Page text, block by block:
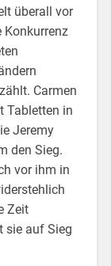
überall vor
Konkurrenz
Carmen
Tabletten in
Jeremy
den Sieg.
vor ihm in
Zeit
sie auf Sieg